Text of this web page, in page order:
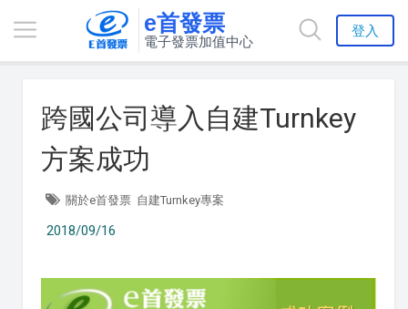
e首發票
電子發票加值中心
登入
跨國公司導入自建Turnkey
方案成功
關於e首發票 自建Turnkey專案
2018/09/16